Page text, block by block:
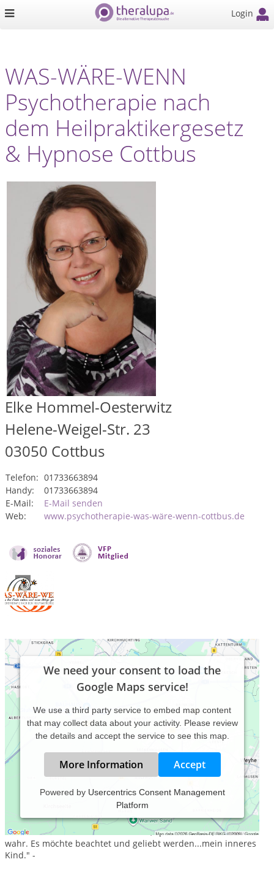
Login
WAS-WÄRE-WENN
Psychotherapie nach
dem Heilpraktikergesetz
& Hypnose Cottbus
Elke Hommel-Oesterwitz
Helene-Weigel-Str. 23
03050 Cottbus
Telefon: 01733663894
Handy:
01733663894
E-Mail:
E-Mail senden
Web:
www.psychotherapie-was-wäre-wenn-cottbus.de
We need your consent to load the
Google Maps service!
We use a third party service to embed map content
that may collect data about your activity. Please review
the details and accept the service to see this map.
More Information Accept
Powered by Usercentrics Consent Management
Platform
"Chaos in mir....wer bin ich? Wer kennt mich? Kenne ich mich
selbst? Was, wenn nicht ich? Und was schmerzt in mir so?
Was kann ich tun? Ich schaue es an, spreche es an, nehme es
wahr. Es möchte beachtet und geliebt werden...mein inneres
Kind." -